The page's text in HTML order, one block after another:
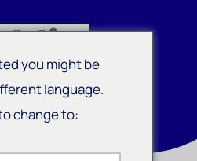
you might be
language.
change to: